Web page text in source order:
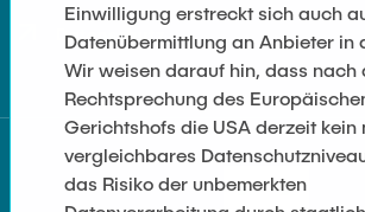
Datenschutz
Einwilligung erstreckt sich auch
Datenübermittlung an Anbieter in
Wir weisen darauf hin, dass nach
Rechtsprechung des
Gerichtshofs die USA derzeit kein
vergleichbares
das Risiko der unbemerkten